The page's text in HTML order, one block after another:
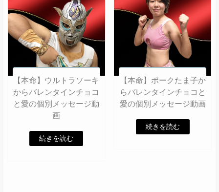
【本命】ウルトラソーキ
からバレンタインチョコ
と愛の個別メッセージ動
画
続きを読む
【本命】ポークたま子か
らバレンタインチョコと
愛の個別メッセージ動画
続きを読む